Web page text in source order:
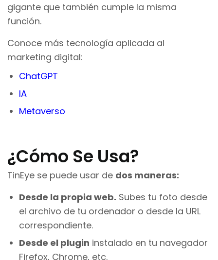
gigante que también cumple la misma
función.
Conoce más tecnología aplicada al
marketing digital:
ChatGPT
IA
Metaverso
¿Cómo Se Usa?
TinEye se puede usar de dos maneras:
Desde la propia web. Subes tu foto desde
el archivo de tu ordenador o desde la URL
correspondiente.
Desde el plugin instalado en tu navegador
Firefox, Chrome, etc.